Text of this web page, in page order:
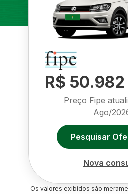
R$ 50.982
Preço Fipe
Ago/
Pesquisar
Nova
Os valores exibidos são